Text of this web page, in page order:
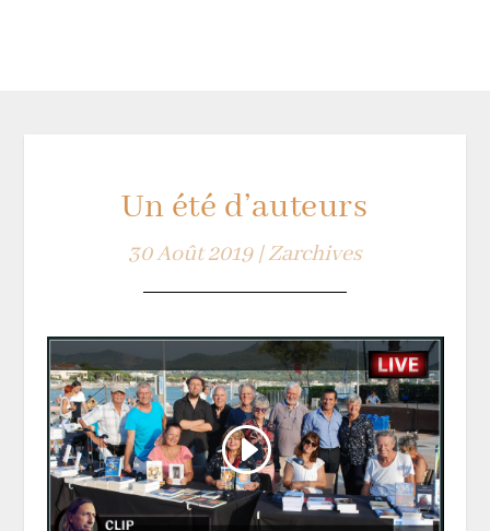
Un été d’auteurs
30 Août 2019|Zarchives